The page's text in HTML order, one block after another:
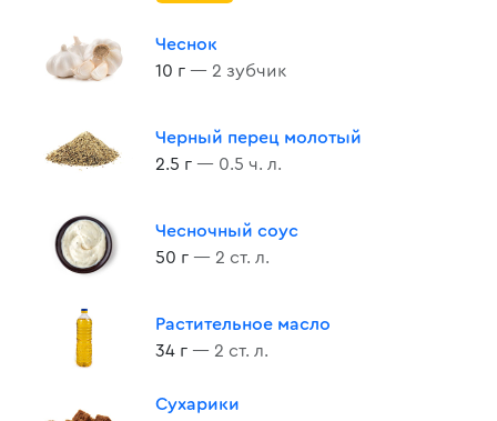
Чеснок
10 г — 2 зубчик
Черный перец молотый
2.5 г — 0.5 ч. л.
Чесночный соус
50 г — 2 ст. л.
Растительное масло
34 г — 2 ст. л.
Сухарики